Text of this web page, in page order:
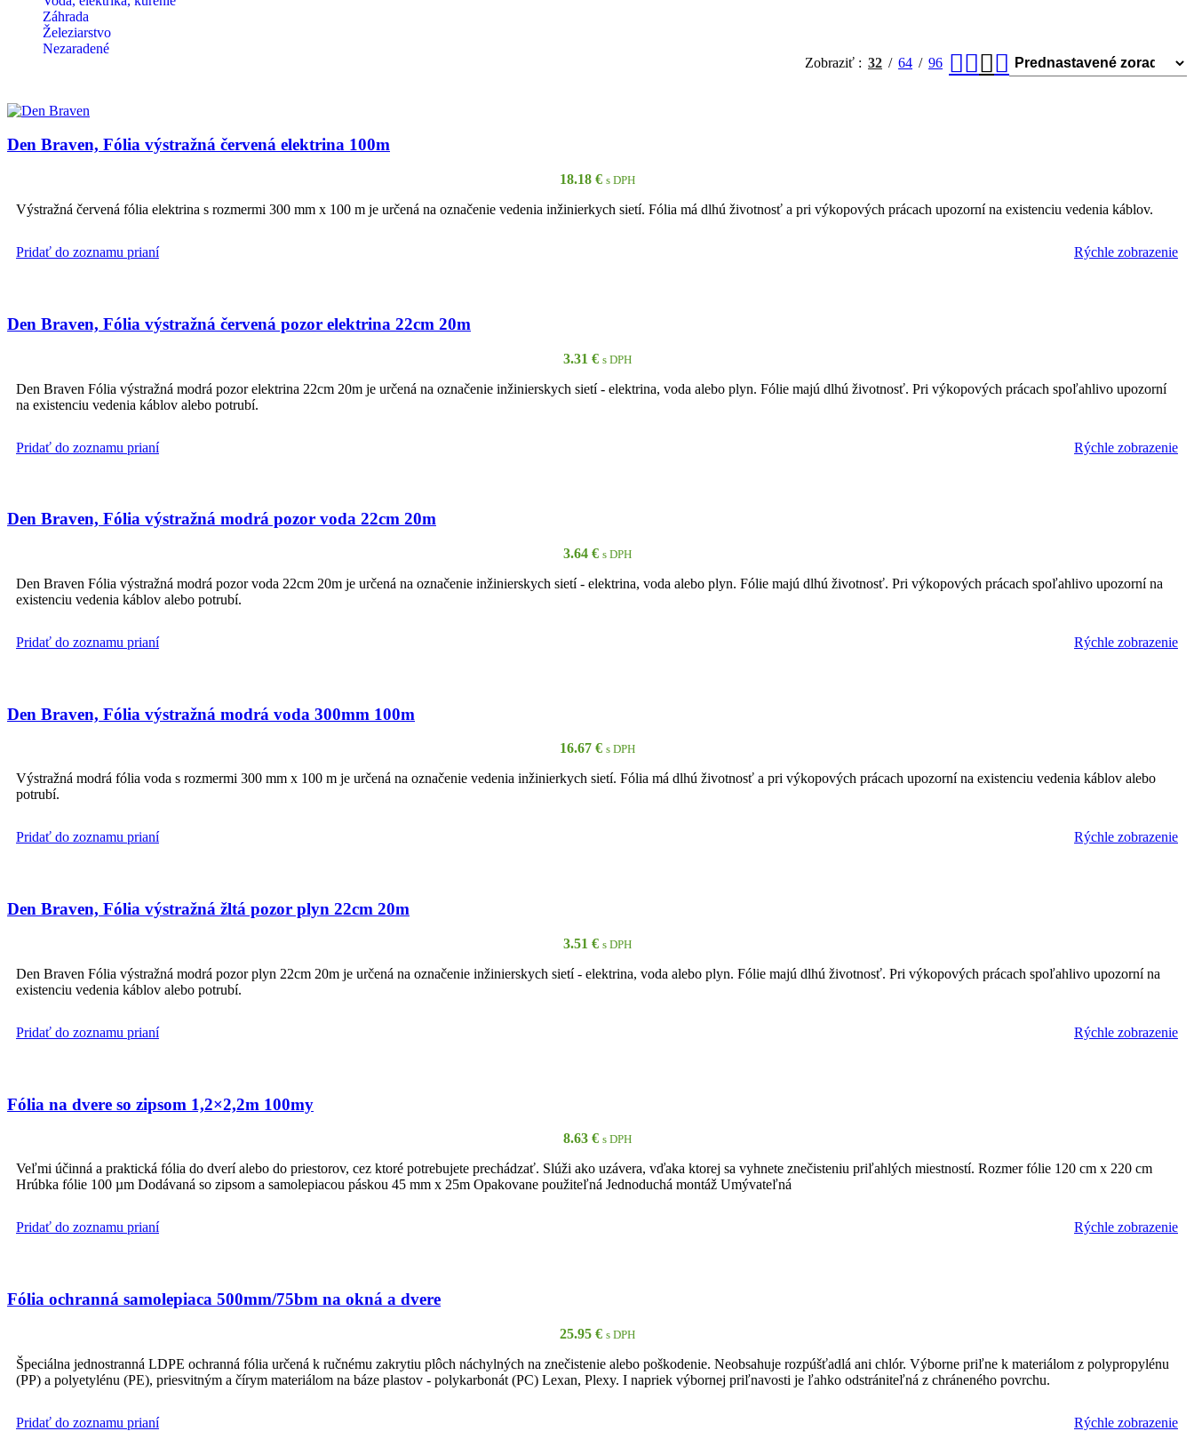
Záhrada
Železiarstvo
Nezaradené
Zobraziť
32 64 96
Den Braven, Fólia výstražná červená elektrina 100m
18.18 € s DPH
Výstražná červená fólia elektrina s rozmermi 300 mm x 100 m je určená na označenie vedenia inžinierkych sietí. Fólia má dlhú životnosť a pri výkopových prácach upozorní na existenciu vedenia káblov.
Pridať do zoznamu prianí Rýchle zobrazenie
Den Braven, Fólia výstražná červená pozor elektrina 22cm 20m
3.31 € s DPH
Den Braven Fólia výstražná modrá pozor elektrina 22cm 20m je určená na označenie inžinierskych sietí - elektrina, voda alebo plyn. Fólie majú dlhú životnosť. Pri výkopových prácach spoľahlivo upozorní
na existenciu vedenia káblov alebo potrubí.
Pridať do zoznamu prianí Rýchle zobrazenie
Den Braven, Fólia výstražná modrá pozor voda 22cm 20m
3.64 € s DPH
Den Braven Fólia výstražná modrá pozor voda 22cm 20m je určená na označenie inžinierskych sietí - elektrina, voda alebo plyn. Fólie majú dlhú životnosť. Pri výkopových prácach spoľahlivo upozorní na
existenciu vedenia káblov alebo potrubí.
Pridať do zoznamu prianí Rýchle zobrazenie
Den Braven, Fólia výstražná modrá voda 300mm 100m
16.67 € s DPH
Výstražná modrá fólia voda s rozmermi 300 mm x 100 m je určená na označenie vedenia inžinierkych sietí. Fólia má dlhú životnosť a pri výkopových prácach upozorní na existenciu vedenia káblov alebo
potrubí.
Pridať do zoznamu prianí Rýchle zobrazenie
Den Braven, Fólia výstražná žltá pozor plyn 22cm 20m
3.51 € s DPH
Den Braven Fólia výstražná modrá pozor plyn 22cm 20m je určená na označenie inžinierskych sietí - elektrina, voda alebo plyn. Fólie majú dlhú životnosť. Pri výkopových prácach spoľahlivo upozorní na
existenciu vedenia káblov alebo potrubí.
Pridať do zoznamu prianí Rýchle zobrazenie
Fólia na dvere so zipsom 1,2×2,2m 100my
8.63 € s DPH
Veľmi účinná a praktická fólia do dverí alebo do priestorov, cez ktoré potrebujete prechádzať. Slúži ako uzávera, vďaka ktorej sa vyhnete znečisteniu priľahlých miestností. Rozmer fólie 120 cm x 220 cm
Hrúbka fólie 100 µm Dodávaná so zipsom a samolepiacou páskou 45 mm x 25m Opakovane použiteľná Jednoduchá montáž Umývateľná
Pridať do zoznamu prianí Rýchle zobrazenie
Fólia ochranná samolepiaca 500mm/75bm na okná a dvere
25.95 € s DPH
Špeciálna jednostranná LDPE ochranná fólia určená k ručnému zakrytiu plôch náchylných na znečistenie alebo poškodenie. Neobsahuje rozpúšťadlá ani chlór. Výborne priľne k materiálom z polypropylénu
(PP) a polyetylénu (PE), priesvitným a čírym materiálom na báze plastov - polykarbonát (PC) Lexan, Plexy. I napriek výbornej priľnavosti je ľahko odstrániteľná z chráneného povrchu.
Pridať do zoznamu prianí Rýchle zobrazenie